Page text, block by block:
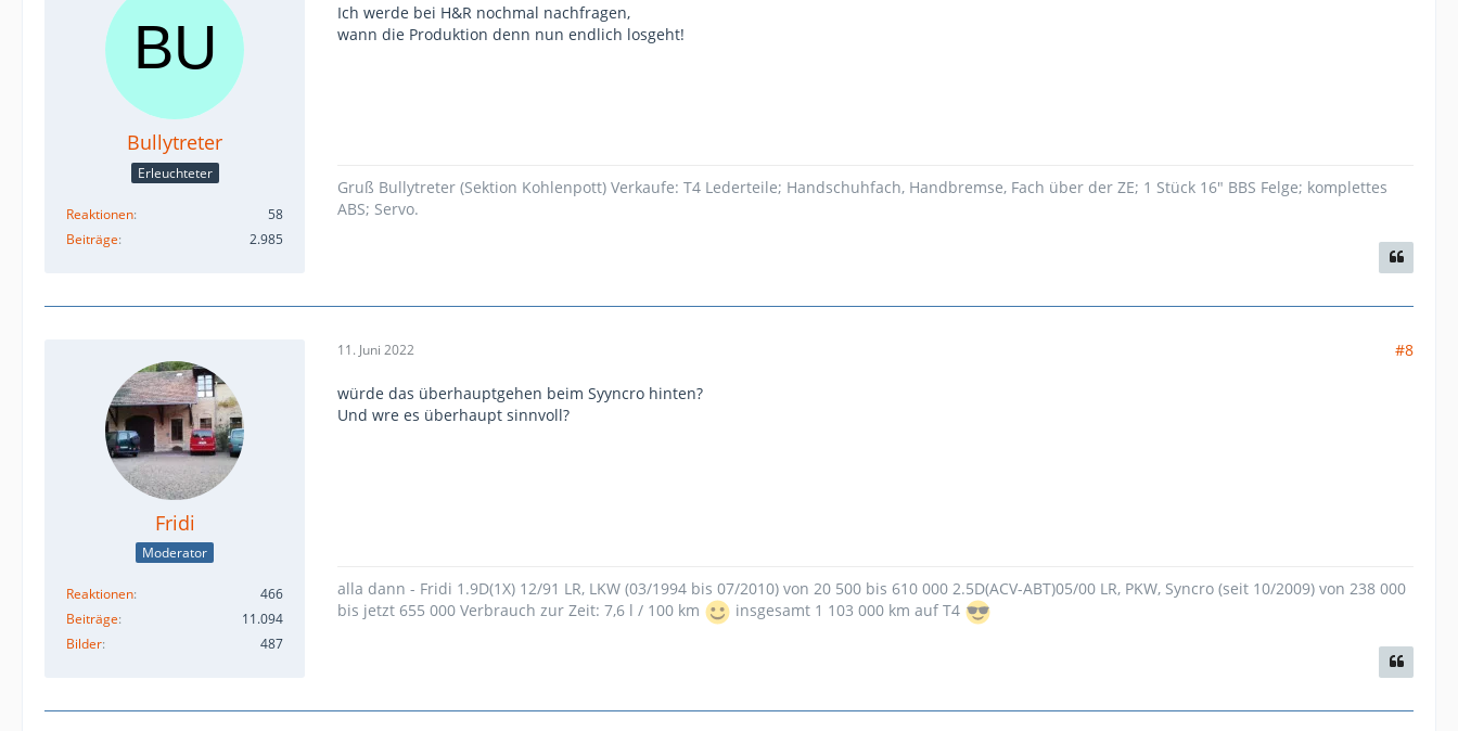
Bullytreter
Erleuchteter
Reaktionen
58
Beiträge
2.985
Ich werde bei H&R nochmal nachfragen,
wann die Produktion denn nun endlich losgeht!
Gruß Bullytreter (Sektion Kohlenpott) Verkaufe: T4 Lederteile; Handschuhfach, Handbremse, Fach über der ZE; 1 Stück 16" BBS Felge; komplettes
ABS; Servo.
Fridi
Moderator
Reaktionen
466
Beiträge
11.094
Bilder
487
11. Juni 2022 #8
würde das überhauptgehen beim Syyncro hinten?
Und wre es überhaupt sinnvoll?
alla dann - Fridi 1.9D(1X) 12/91 LR, LKW (03/1994 bis 07/2010) von 20 500 bis 610 000 2.5D(ACV-ABT)05/00 LR, PKW, Syncro (seit 10/2009) von 238 000
bis jetzt 655 000 Verbrauch zur Zeit: 7,6 l / 100 km
insgesamt 1 103 000 km auf T4